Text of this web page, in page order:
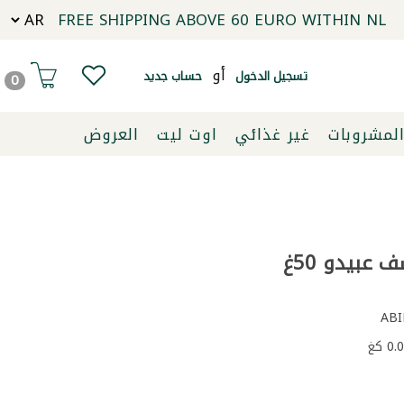
FREE SHIPPING ABOVE 60 EURO WITHIN NL
تسجيل الدخول أو حساب جديد 0
المشروبات غير غذائي اوت ليت
العروض
50غ